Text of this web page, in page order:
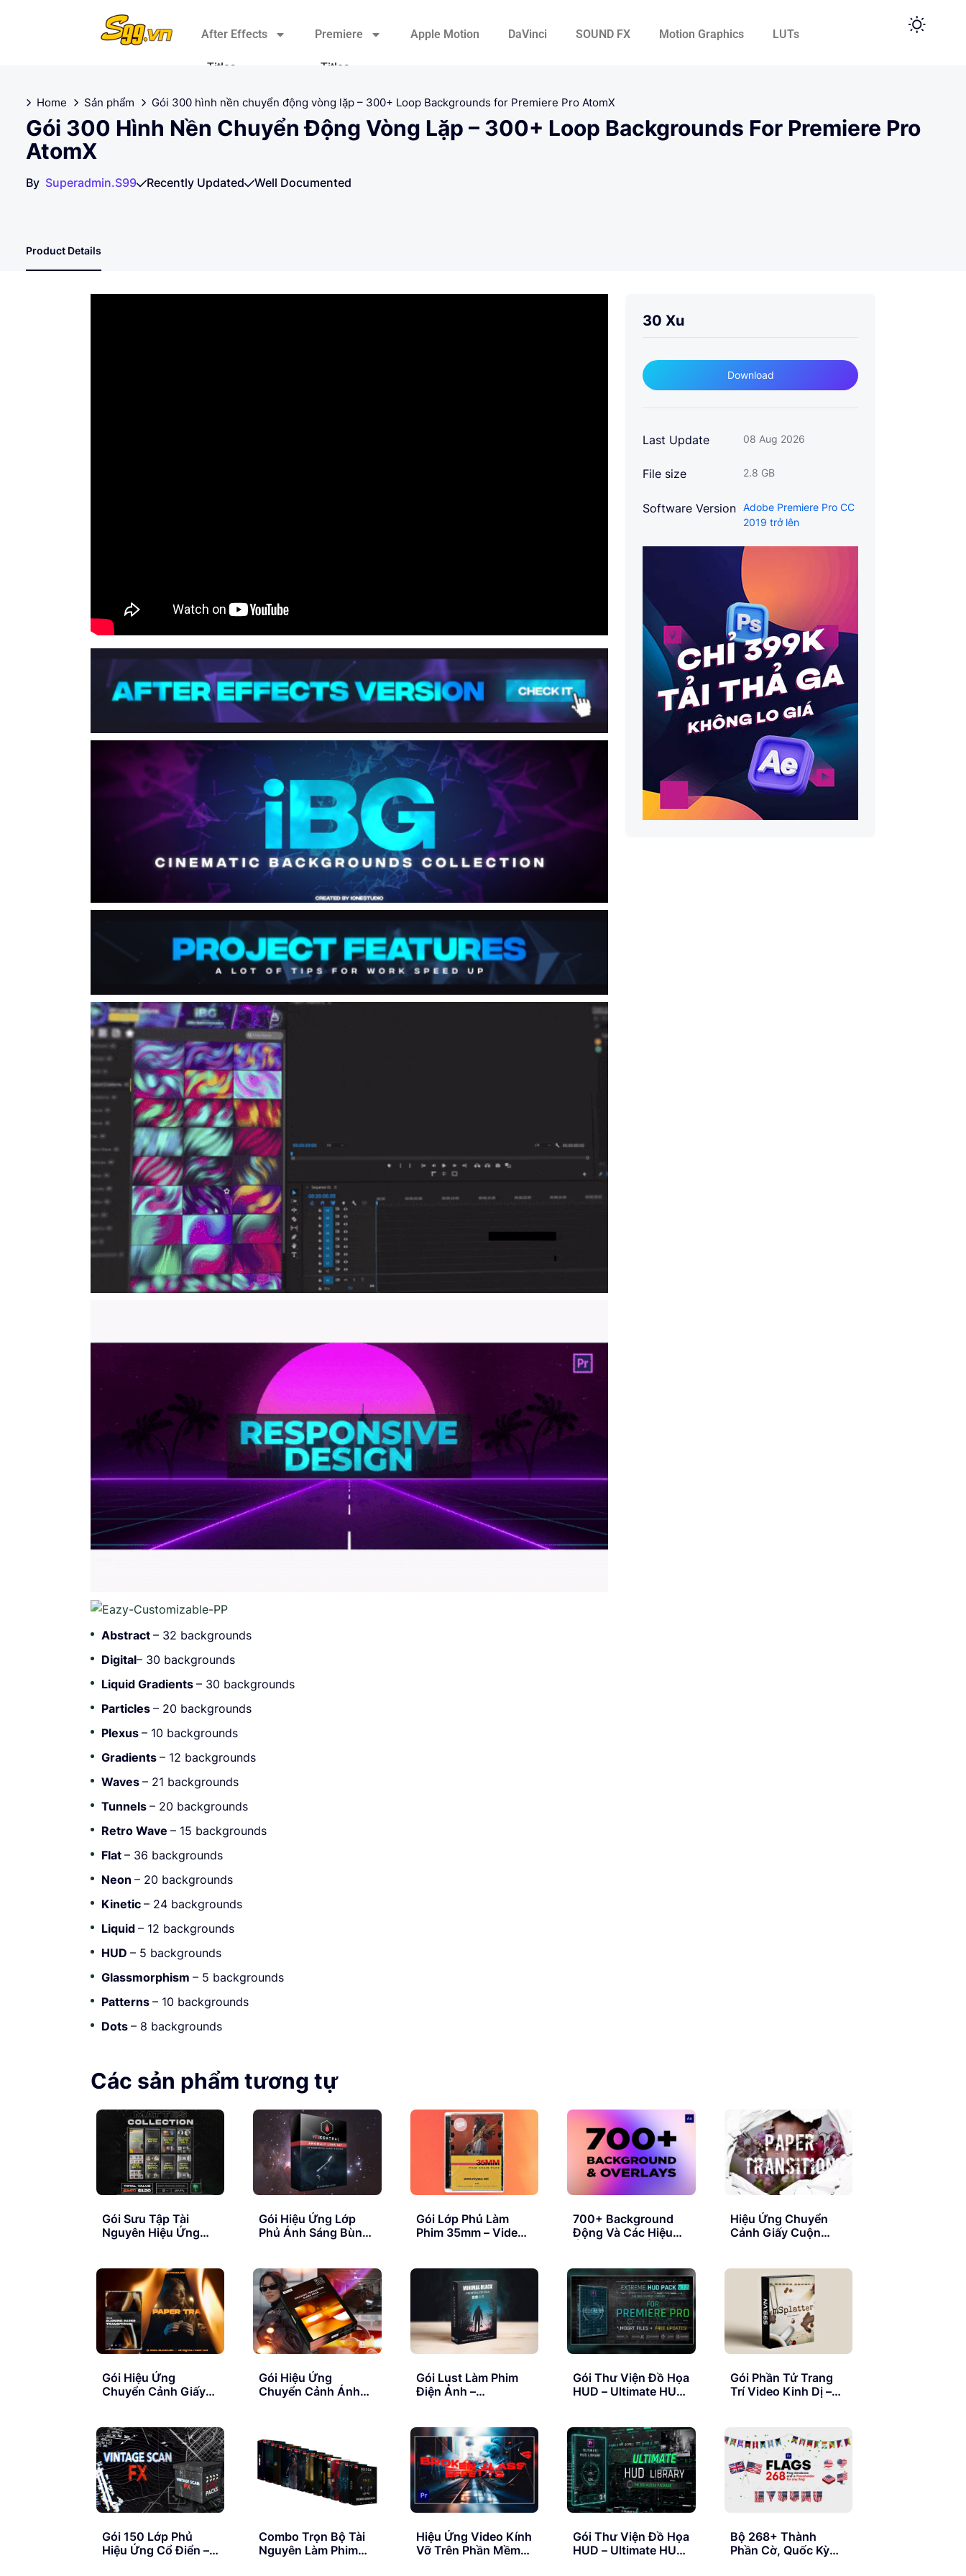
After Effects
Titles
Elements
Plugins
Premiere
Titles
Transitions
Video Displays
Apple Motion DaVinci SOUND FX Motion Graphics LUTs
Home Sản phẩm Gói 300 hình nền chuyển động vòng lặp – 300+ Loop Backgrounds for Premiere Pro AtomX
Gói 300 Hình Nền Chuyển Động Vòng Lặp – 300+ Loop Backgrounds For Premiere Pro
AtomX
By Superadmin.s99 Recently Updated Well Documented
Product Details
Abstract – 32 backgrounds
Digital– 30 backgrounds
Liquid Gradients – 30 backgrounds
Particles – 20 backgrounds
Plexus – 10 backgrounds
Gradients – 12 backgrounds
Waves – 21 backgrounds
Tunnels – 20 backgrounds
Retro Wave – 15 backgrounds
Flat – 36 backgrounds
Neon – 20 backgrounds
Kinetic – 24 backgrounds
Liquid – 12 backgrounds
HUD – 5 backgrounds
Glassmorphism – 5 backgrounds
Patterns – 10 backgrounds
Dots – 8 backgrounds
30 Xu
Download
Last Update 08 Aug 2026
File size 2.8 GB
Software Version Adobe Premiere Pro CC
2019 trở lên
Các sản phẩm tương tự
Gói Sưu Tập Tài
Nguyên Hiệu Ứng
MATTES
COLLECTION
Gói Hiệu Ứng Lớp
Phủ Ánh Sáng Bùng
FLARES –
VFXCENTRAL
Gói Lớp Phủ Làm
Phim 35mm – Video
(Grain, Overlays,
Textures)
700+ Background
Động Và Các Hiệu
AtomX
Hiệu Ứng Chuyển
Cảnh Giấy Cuộn
Gói Hiệu Ứng
Chuyển Cảnh Giấy
Transitions
Gói Hiệu Ứng
Chuyển Cảnh Ánh
Golden Flares
Gói Lust Làm Phim
Điện Ảnh –
Video LUTs Pack
Gói Thư Viện Đồ Họa
HUD – Ultimate HUD
Gói Phần Tử Trang
Trí Video Kinh Dị –
Collection
Gói 150 Lớp Phủ
Hiệu Ứng Cổ Điển –
Combo Trọn Bộ Tài
Nguyên Làm Phim
Hiệu Ứng Video Kính
Vỡ Trên Phần Mềm
Gói Thư Viện Đồ Họa
HUD – Ultimate HUD
Bộ 268+ Thành
Phần Cờ, Quốc Kỳ